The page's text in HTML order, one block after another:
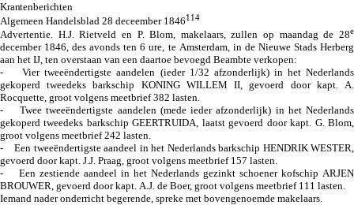
Krantenberichten
Algemeen Handelsblad 28 deceember 1846114
Advertentie. H.J. Rietveld en P. Blom, makelaars, zullen op maandag de 28e
december 1846, des avonds ten 6 ure, te Amsterdam, in de Nieuwe Stads Herberg
aan het IJ, ten overstaan van een daartoe bevoegd Beambte verkopen:
- Vier tweeëndertigste aandelen (ieder 1/32 afzonderlijk) in het Nederlands
gekoperd tweedeks barkschip KONING WILLEM II, gevoerd door kapt. A.
Rocquette, groot volgens meetbrief 382 lasten.
- Twee tweeëndertigste aandelen (mede ieder afzonderlijk) in het Nederlands
gekoperd tweedeks barkschip GEERTRUIDA, laatst gevoerd door kapt. G. Blom,
groot volgens meetbrief 242 lasten.
- Een tweeëndertigste aandeel in het Nederlands barkschip HENDRIK WESTER,
gevoerd door kapt. J.J. Praag, groot volgens meetbrief 157 lasten.
- Een zestiende aandeel in het Nederlands gezinkt schoener kofschip ARJEN
BROUWER, gevoerd door kapt. A.J. de Boer, groot volgens meetbrief 111 lasten.
Iemand nader onderricht begerende, spreke met bovengenoemde makelaars.